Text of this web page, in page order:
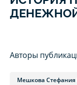
Авторы
Мешкова Стефания